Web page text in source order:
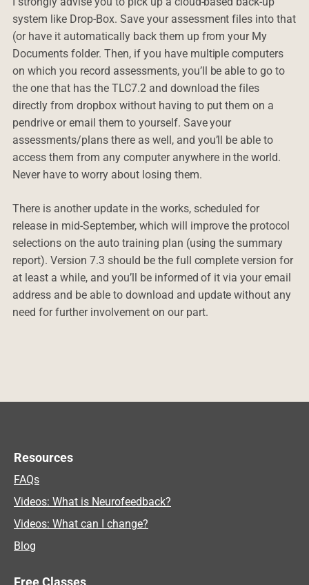
system like Drop-Box. Save your assessment files into that
(or have it automatically back them up from your My
Documents folder. Then, if you have multiple computers
on which you record assessments, you’ll be able to go to
the one that has the TLC7.2 and download the files
directly from dropbox without having to put them on a
pendrive or email them to yourself. Save your
assessments/plans there as well, and you’ll be able to
access them from any computer anywhere in the world.
Never have to worry about losing them.
There is another update in the works, scheduled for
release in mid-September, which will improve the protocol
selections on the auto training plan (using the summary
report). Version 7.3 should be the full complete version for
at least a while, and you’ll be informed of it via your email
address and be able to download and update without any
need for further involvement on our part.
Resources
FAQs
Videos: What is Neurofeedback?
Videos: What can I change?
Blog
Free Classes